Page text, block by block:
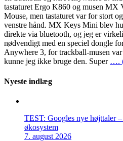
tastaturet Ergo K860 og musen MX
Mouse, men tastaturet var for stort
venstre hånd. MX Keys Mini blev
direkte via bluetooth, og jeg er
nødvendigt med en speciel dongle
Anywhere 3, for trackball-musen
kunne jeg ikke bruge den. Super ….
Nyeste indlæg
TEST: Googles nye højttaler
økosystem
7. august 2026